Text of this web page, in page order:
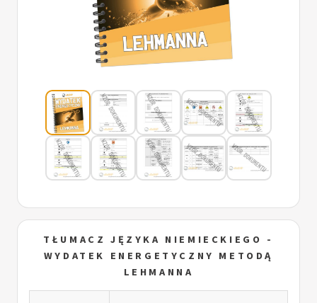
TŁUMACZ JĘZYKA NIEMIECKIEGO -
WYDATEK ENERGETYCZNY METODĄ
LEHMANNA